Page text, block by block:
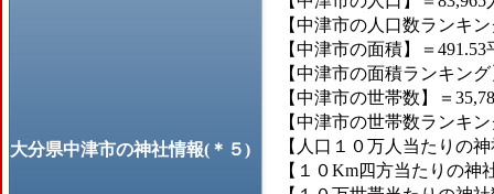
大分県中津市の神社情報(＊５)
【中津市の人口数ランキ
【中津市の面積】＝491.53
【中津市の面積ランキン
【中津市の世帯数】＝
【中津市の世帯数ランキ
【人口１０万人当たりの
【１０Km四方当たりの神